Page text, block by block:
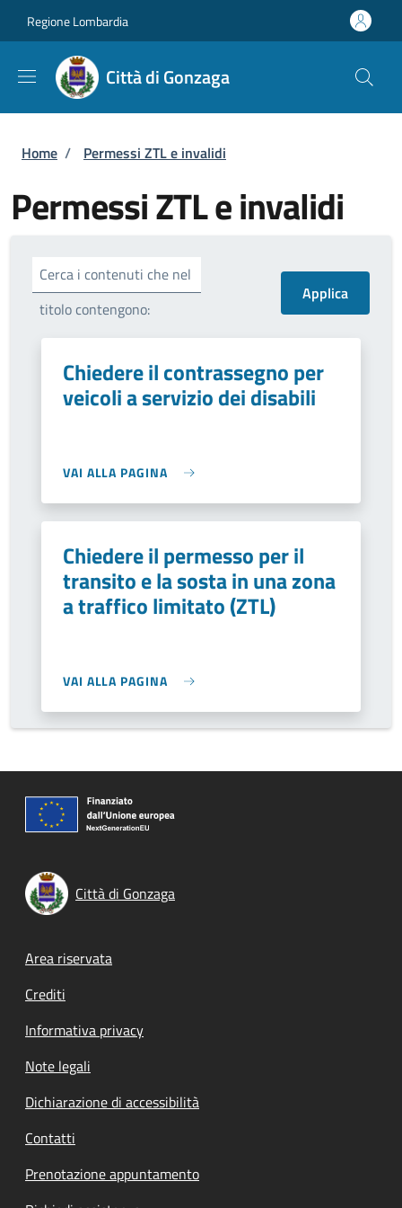
Regione Lombardia
Città di Gonzaga
Briciole di pane
Home / Permessi ZTL e invalidi
Permessi ZTL e invalidi
Cerca i contenuti che nel
titolo contengono:
Chiedere il contrassegno per
veicoli a servizio dei disabili
VAI ALLA PAGINA
Chiedere il permesso per il
transito e la sosta in una zona
a traffico limitato (ZTL)
VAI ALLA PAGINA
Città di Gonzaga
Footer menu
Area riservata
Crediti
Informativa privacy
Note legali
Dichiarazione di accessibilità
Contatti
Prenotazione appuntamento